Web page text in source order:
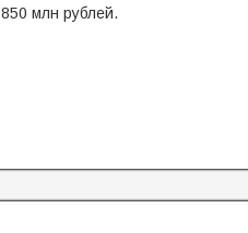
млн рублей.